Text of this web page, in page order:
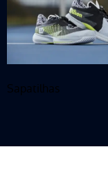
Sapatilhas